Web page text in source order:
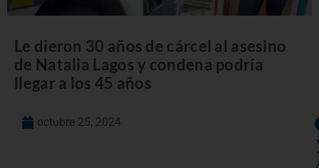
Le dieron 30 años de cárcel al asesino
de Natalia Lagos y condena podría
llegar a los 45 años
octubre 25, 2024